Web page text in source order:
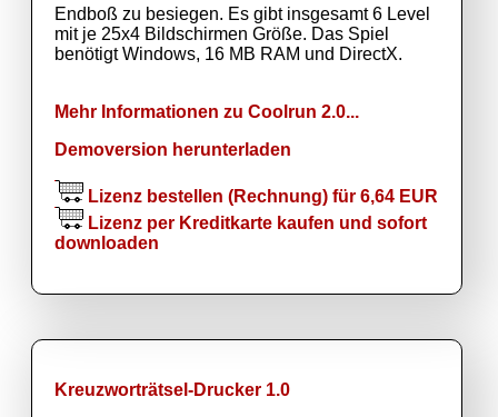
Endboß zu besiegen. Es gibt insgesamt 6 Level
mit je 25x4 Bildschirmen Größe. Das Spiel
benötigt Windows, 16 MB RAM und DirectX.
Mehr Informationen zu Coolrun 2.0...
Demoversion herunterladen
Lizenz bestellen (Rechnung) für 6,64 EUR
Lizenz per Kreditkarte kaufen und sofort
downloaden
Kreuzworträtsel-Drucker 1.0